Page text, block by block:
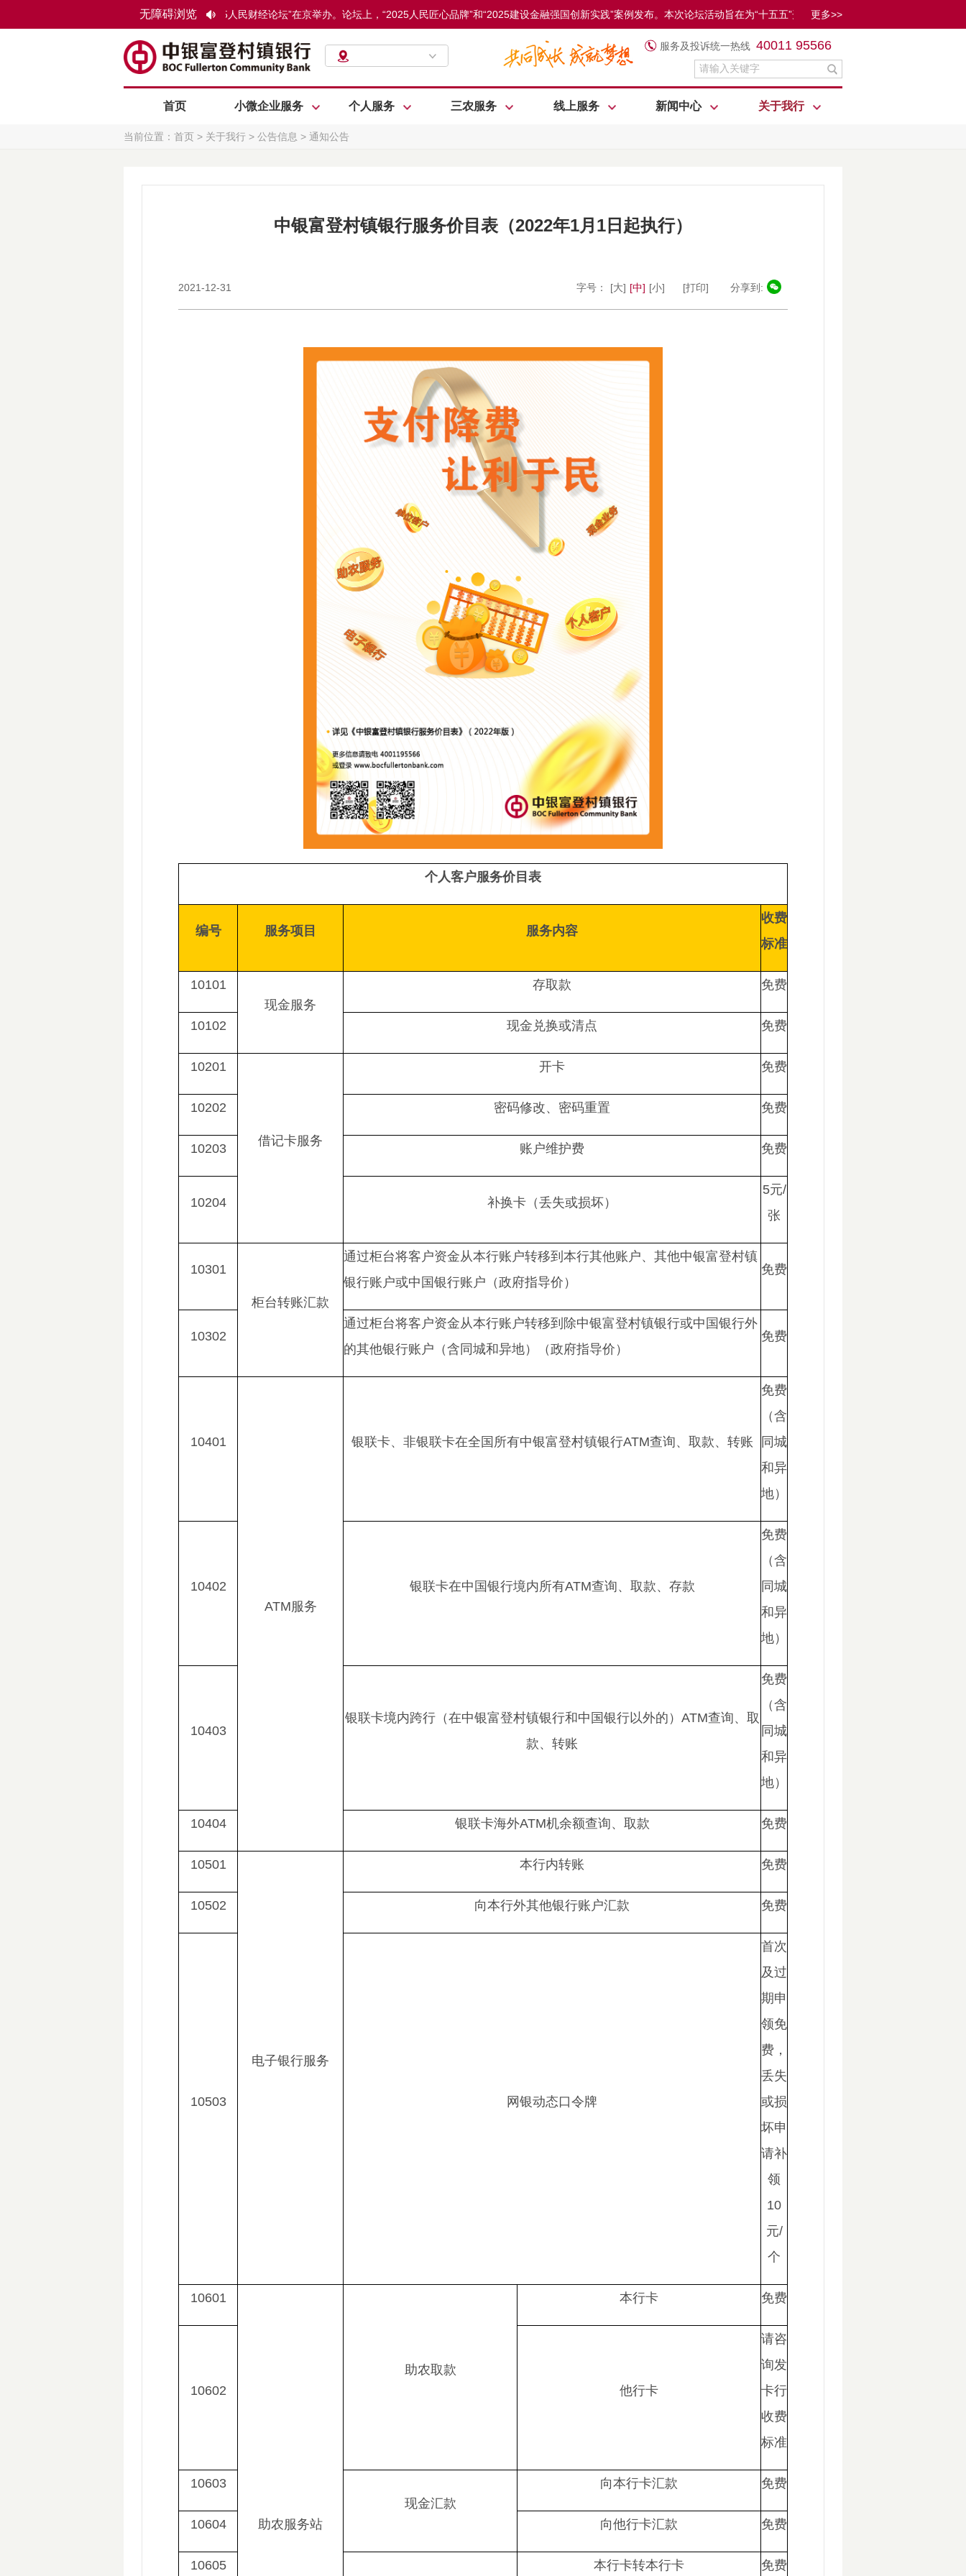
无障碍浏览
近日，由人民网主办的“2025人民财经论坛”在京举办。论坛上，“2025人民匠心品牌”和“2025建设金融强国创新实践”案例发布。本次论坛活动旨在为“十五五”开局之年凝聚共识与合力，从扩大
更多>>
服务及投诉统一热线 40011 95566
首页 小微企业服务 个人服务 三农服务 线上服务 新闻中心 关于我行
当前位置： 首页 > 关于我行 > 公告信息 > 通知公告
中银富登村镇银行服务价目表（2022年1月1日起执行）
2021-12-31 [打印]
字号： [大] [中] [小] 分享到:
个人客户服务价目表
编号 服务项目 服务内容
收费
标准
10101
现金服务
存取款 免费
10102 现金兑换或清点 免费
10201
借记卡服务
开卡 免费
10202 密码修改、密码重置 免费
10203 账户维护费 免费
10204 补换卡（丢失或损坏）
5元/
张
10301
柜台转账汇款
通过柜台将客户资金从本行账户转移到本行其他账户、其他中银富登村镇
银行账户或中国银行账户（政府指导价）
免费
10302
通过柜台将客户资金从本行账户转移到除中银富登村镇银行或中国银行外
的其他银行账户（含同城和异地）（政府指导价）
免费
10401
ATM服务
银联卡、非银联卡在全国所有中银富登村镇银行ATM查询、取款、转账
免费
（含
同城
和异
地）
10402 银联卡在中国银行境内所有ATM查询、取款、存款
免费
（含
同城
和异
地）
10403
银联卡境内跨行（在中银富登村镇银行和中国银行以外的）ATM查询、取
款、转账
免费
（含
同城
和异
地）
10404 银联卡海外ATM机余额查询、取款 免费
10501
电子银行服务
本行内转账 免费
10502 向本行外其他银行账户汇款 免费
10503 网银动态口令牌
首次
及过
期申
领免
费，
丢失
或损
坏申
请补
领
10
元/
个
10601
助农服务站
助农取款
本行卡 免费
10602 他行卡
请咨
询发
卡行
收费
标准
10603
现金汇款
向本行卡汇款 免费
10604 向他行卡汇款 免费
10605 本行卡转本行卡 免费